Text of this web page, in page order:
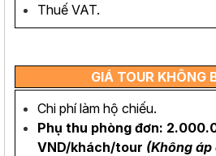
Thuế VAT.
GIÁ TOUR KHÔNG
Chi phí làm hộ chiếu.
Phụ thu phòng đơn:
VND/khách/tour (Không áp